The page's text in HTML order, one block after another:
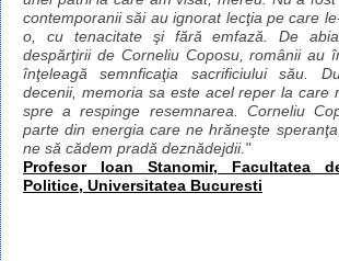
contemporanii săi au ignorat lecţia pe care
o, cu tenacitate şi fără emfază. De
despărţirii de Corneliu Coposu, românii au
înţeleagă semnficaţia sacrificiului său.
decenii, memoria sa este acel reper la care
spre a respinge resemnarea. Corneliu
parte din energia care ne hrăneşte
ne să cădem pradă deznădejdii."
Profesor Ioan Stanomir, Facultatea
Politice, Universitatea Bucuresti